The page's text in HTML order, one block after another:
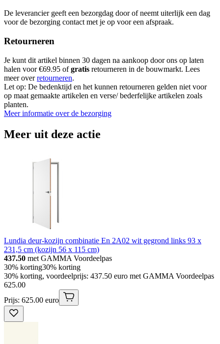
De leverancier geeft een bezorgdag door of neemt uiterlijk een dag
voor de bezorging contact met je op voor een afspraak.
Retourneren
Je kunt dit artikel binnen 30 dagen na aankoop door ons op laten
halen voor €69.95 ofgratis retourneren in de bouwmarkt. Lees
meer overretourneren.
Let op: De bedenktijd en het kunnen retourneren gelden niet voor
op maat gemaakte artikelen en verse/ bederfelijke artikelen zoals
planten.
Meer informatie over de bezorging
Meer uit deze actie
Lundia deur-kozijn combinatie En 2A02 wit gegrond links 93 x
231,5 cm (kozijn 56 x 115 cm)
437.50 met GAMMA Voordeelpas
30% korting30% korting
30% korting, voordeelprijs: 437.50 euro met GAMMA Voordeelpas
625.00
Prijs: 625.00 euro